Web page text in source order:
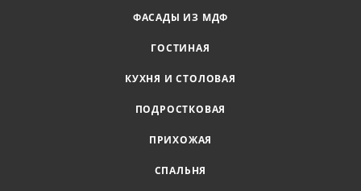
ФАСАДЫ ИЗ МДФ
ГОСТИНАЯ
КУХНЯ И СТОЛОВАЯ
ПОДРОСТКОВАЯ
ПРИХОЖАЯ
СПАЛЬНЯ